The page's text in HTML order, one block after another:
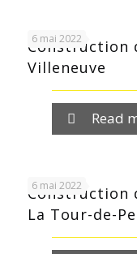
6 mai 2022
Construction
Villeneuve
Read
6 mai 2022
Construction
La Tour-de-